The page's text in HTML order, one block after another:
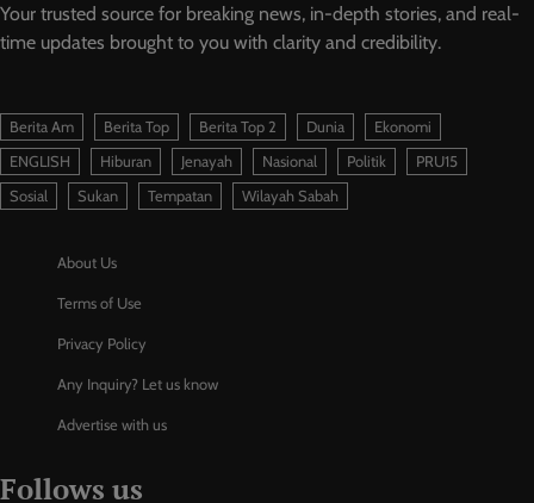
Your trusted source for breaking news, in-depth stories, and real-
time updates brought to you with clarity and credibility.
Berita Am Berita Top Berita Top 2 Dunia
Ekonomi
ENGLISH
Hiburan Jenayah Nasional Politik
PRU15
Sosial
Sukan Tempatan Wilayah Sabah
About Us
Terms of Use
Privacy Policy
Any Inquiry? Let us know
Advertise with us
Follows us